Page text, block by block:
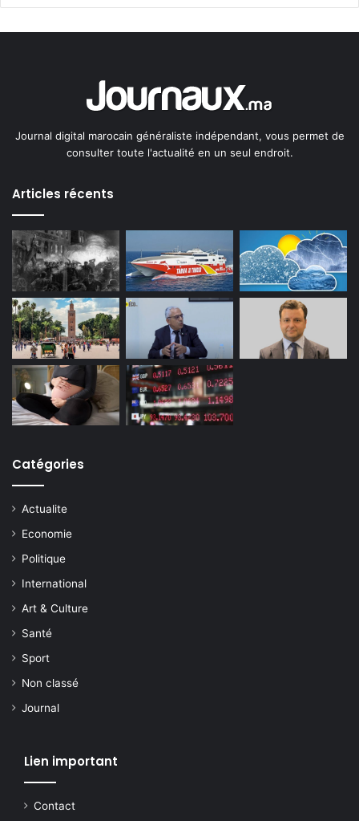
Journal digital marocain généraliste indépendant, vous permet de
consulter toute l'actualité en un seul endroit.
Articles récents
Catégories
Actualite
Economie
Politique
International
Art & Culture
Santé
Sport
Non classé
Journal
Lien important
Contact